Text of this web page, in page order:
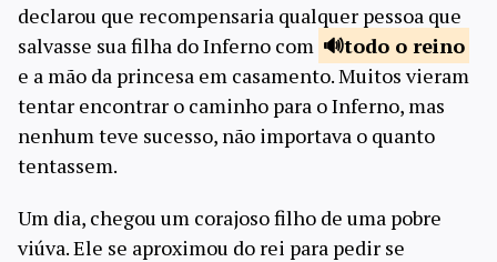
declarou que recompensaria qualquer pessoa que
salvasse sua filha do Inferno com
todo o reino
e a mão da princesa em casamento. Muitos vieram
tentar encontrar o caminho para o Inferno, mas
nenhum teve sucesso, não importava o quanto
tentassem.
Um dia, chegou um corajoso filho de uma pobre
viúva. Ele se aproximou do rei para pedir se